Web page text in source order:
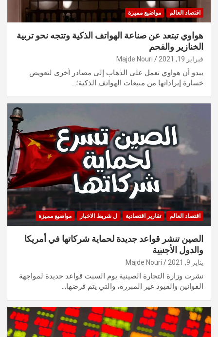
اقتصاد العالم مواضيع مميزة
هواوي تبتعد عن صناعة الهواتف الذكية وتتجه نحو تربية
الخنازير والفحم
فبراير 19, 2021 Majde Nouri
يبدو أن هواوي تعمل على الذهاب إلى مصادر أخرى لتعويض
خسارة إيراداتها من مبيعات الهواتف الذكية؛…
اقتصاد العالم تقارير اقتصادية ل شريط الاخبار مواضيع مميزة
الصين تنشر قواعد جديدة لحماية شركاتها في أمريكا
والدول الأجنبية
يناير 9, 2021 Majde Nouri
نشرت وزارة التجارة الصينية يوم السبت قواعد جديدة لمواجهة
القوانين والقيود غير المبررة، والتي يتم فرضها…